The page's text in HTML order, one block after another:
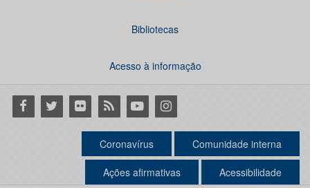
Bibliotecas
Acesso à informação
Facebook
Twitter Flickr RSS YoutubeInstagram
Coronavírus Comunidade interna
Ações afirmativas Acessibilidade